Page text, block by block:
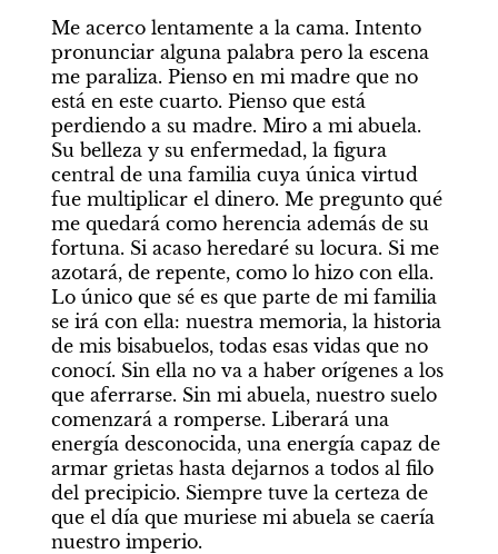
Me acerco lentamente a la cama. Intento
pronunciar alguna palabra pero la escena
me paraliza. Pienso en mi madre que no
está en este cuarto. Pienso que está
perdiendo a su madre. Miro a mi abuela.
Su belleza y su enfermedad, la figura
central de una familia cuya única virtud
fue multiplicar el dinero. Me pregunto qué
me quedará como herencia además de su
fortuna. Si acaso heredaré su locura. Si me
azotará, de repente, como lo hizo con ella.
Lo único que sé es que parte de mi familia
se irá con ella: nuestra memoria, la historia
de mis bisabuelos, todas esas vidas que no
conocí. Sin ella no va a haber orígenes a los
que aferrarse. Sin mi abuela, nuestro suelo
comenzará a romperse. Liberará una
energía desconocida, una energía capaz de
armar grietas hasta dejarnos a todos al filo
del precipicio. Siempre tuve la certeza de
que el día que muriese mi abuela se caería
nuestro imperio.